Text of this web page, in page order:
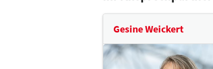
Gesine Weickert